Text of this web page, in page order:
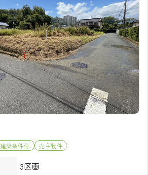
建築条件付 売主物件
3区画